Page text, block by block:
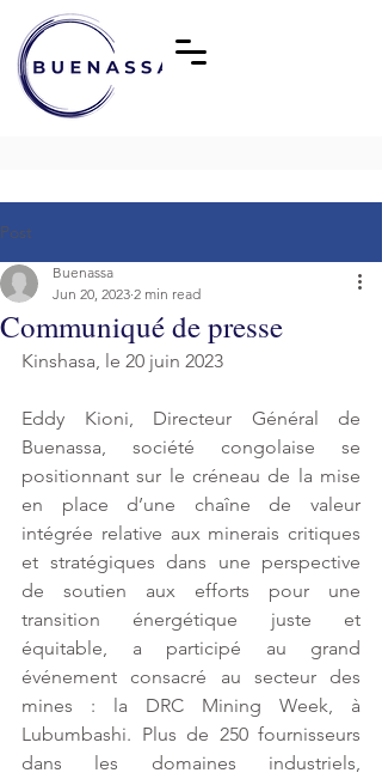
Post
Communiqué de presse
Buenassa
Jun 20, 2023 2 min read
Kinshasa, le 20 juin 2023
Eddy Kioni, Directeur Général de
Buenassa, société congolaise se
positionnant sur le créneau de la mise
en place d’une chaîne de valeur
intégrée relative aux minerais critiques
et stratégiques dans une perspective
de soutien aux efforts pour une
transition énergétique juste et
équitable, a participé au grand
événement consacré au secteur des
mines : la DRC Mining Week, à
Lubumbashi. Plus de 250 fournisseurs
dans les domaines industriels,